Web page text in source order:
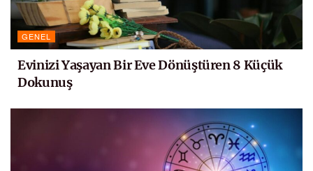
GENEL
Evinizi Yaşayan Bir Eve Dönüştüren 8 Küçük
Dokunuş